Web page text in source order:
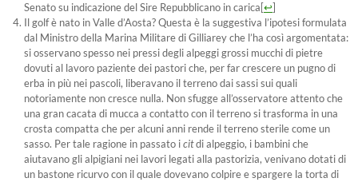
Senato su indicazione del Sire Repubblicano in carica[↩]
Il golf è nato in Valle d’Aosta? Questa è la suggestiva l’ipotesi formulata
dal Ministro della Marina Militare di Gilliarey che l’ha così argomentata:
si osservano spesso nei pressi degli alpeggi grossi mucchi di pietre
dovuti al lavoro paziente dei pastori che, per far crescere un pugno di
erba in più nei pascoli, liberavano il terreno dai sassi sui quali
notoriamente non cresce nulla. Non sfugge all’osservatore attento che
una gran cacata di mucca a contatto con il terreno si trasforma in una
crosta compatta che per alcuni anni rende il terreno sterile come un
sasso. Per tale ragione in passato icitdi alpeggio, i bambini che
aiutavano gli alpigiani nei lavori legati alla pastorizia, venivano dotati di
un bastone ricurvo con il quale dovevano colpire e spargere la torta di